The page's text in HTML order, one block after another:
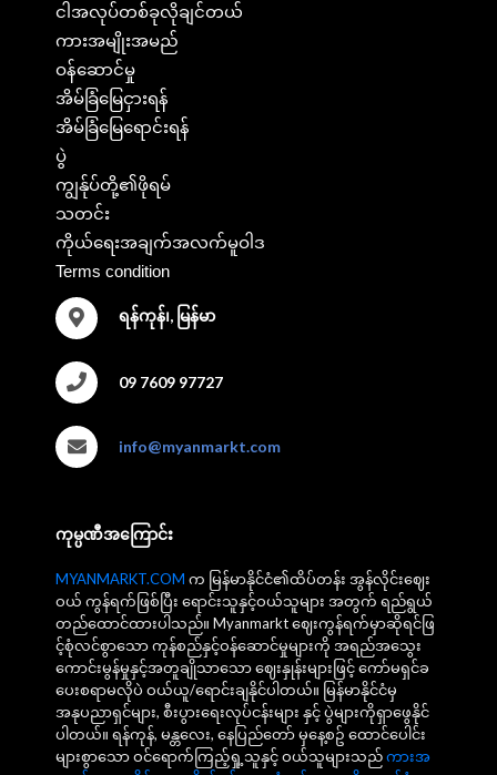
ငါအလုပ်တစ်ခုလိုချင်တယ်
ကားအမျိုးအမည်
ဝန်ဆောင်မှု
အိမ်ခြံမြေငှားရန်
အိမ်ခြံမြေရောင်းရန်
ပွဲ
ကျွန်ုပ်တို့၏ဖိုရမ်
သတင်း
ကိုယ်ရေးအချက်အလက်မူဝါဒ
Terms condition
ရန်ကုန်၊, မြန်မာ
09 7609 97727
info@myanmarkt.com
ကုမ္ပဏီအကြောင်း
MYANMARKT.COM က မြန်မာနိုင်ငံ၏ထိပ်တန်း အွန်လိုင်းဈေး
ဝယ် ကွန်ရက်ဖြစ်ပြီး ရောင်းသူနှင့်ဝယ်သူများ အတွက် ရည်ရွယ်
တည်ထောင်ထားပါသည်။ Myanmarkt ဈေးကွန်ရက်မှာဆိုရင်ဖြ
င့်စုံလင်စွာသော ကုန်စည်နှင့်ဝန်ဆောင်မှုများကို အရည်အသွေး
ကောင်းမွန်မှုနှင့်အတူချိုသာသော ဈေးနှုန်းများဖြင့် ကော်မရှင်ခ
ပေးစရာမလိုပဲ ဝယ်ယူ/ရောင်းချနိုင်ပါတယ်။ မြန်မာနိုင်ငံမှ
အနုပညာရှင်များ, စီးပွားရေးလုပ်ငန်းများ နှင့် ပွဲများကိုရှာဖွေနိုင်
ပါတယ်။ ရန်ကုန်, မန္တလေး, နေပြည်တော် မှနေ့စဥ် ထောင်ပေါင်း
များစွာသော ဝင်ရောက်ကြည့်ရှု့သူနှင့် ဝယ်သူများသည်ကားအ